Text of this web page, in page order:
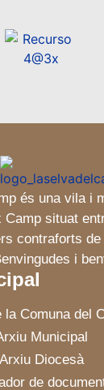
és una vila i
situat
contraforts
i
la Comuna del
Municipal
Arxiu Diocesà
de